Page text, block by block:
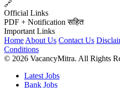
🔗
Official Links
PDF + Notification सहित
Important Links
Home About Us Contact Us
Conditions
© 2026 VacancyMitra. All Rights
Latest Jobs
Bank Jobs